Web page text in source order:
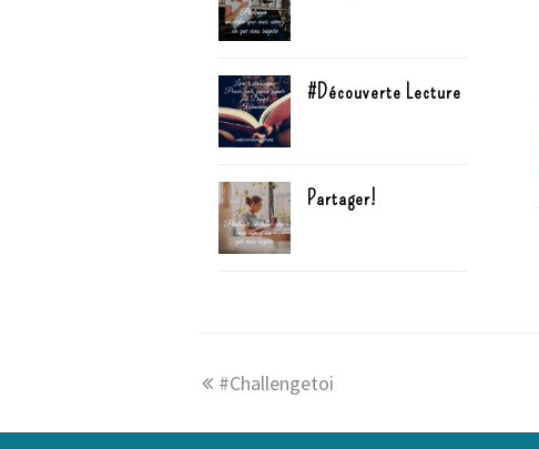
#Découverte Lecture
Partager!
#Challengetoi